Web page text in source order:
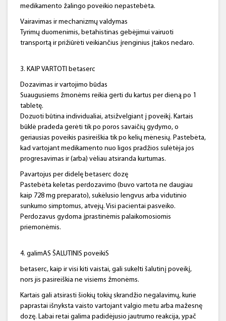
medikamento žalingo poveikio nepastebėta.
Vairavimas ir mechanizmų valdymas
Tyrimų duomenimis, betahistinas gebėjimui vairuoti
transportą ir prižiūrėti veikiančius įrenginius įtakos nedaro.
3. KAIP VARTOTI betaserc
Dozavimas ir vartojimo būdas
Suaugusiems žmonėms reikia gerti du kartus per dieną po 1
tabletę.
Dozuoti būtina individualiai, atsižvelgiant į poveikį. Kartais
būklė pradeda gerėti tik po poros savaičių gydymo, o
geriausias poveikis pasireiškia tik po kelių mėnesių. Pastebėta,
kad vartojant medikamento nuo ligos pradžios sulėtėja jos
progresavimas ir (arba) vėliau atsiranda kurtumas.
Pavartojus per didelę betaserc dozę
Pastebėta keletas perdozavimo (buvo vartota ne daugiau
kaip 728 mg preparato), sukėlusio lengvus arba vidutinio
sunkumo simptomus, atvejų. Visi pacientai pasveiko.
Perdozavus gydoma įprastinėmis palaikomosiomis
priemonėmis.
4. galimAS ŠALUTINIS poveikiS
betaserc, kaip ir visi kiti vaistai, gali sukelti šalutinį poveikį,
nors jis pasireiškia ne visiems žmonėms.
Kartais gali atsirasti šiokių tokių skrandžio negalavimų, kurie
paprastai išnyksta vaisto vartojant valgio metu arba mažesnę
dozę. Labai retai galima padidėjusio jautrumo reakcija, ypač